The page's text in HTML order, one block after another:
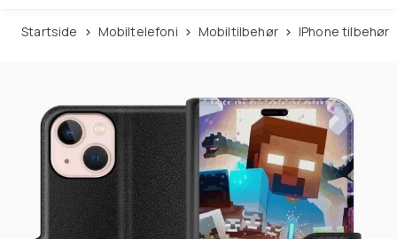
Startside Mobiltelefoni Mobiltilbehør iPhone tilbehør